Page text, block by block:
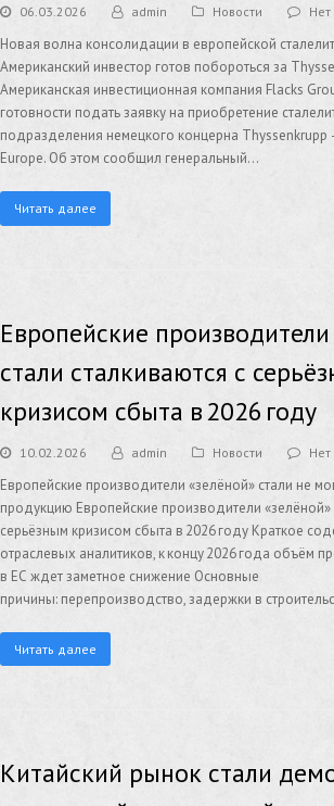
06.03.2026 admin Новости
Новая волна консолидации в европейской
Американский инвестор готов побороться за
Американская инвестиционная компания Flacks
готовности подать заявку на приобретение
подразделения немецкого концерна
Europe. Об этом сообщил генеральный…
Читать далее
Европейские
стали сталкиваются с
кризисом сбыта в 2026 году
10.02.2026 admin Новости
Европейские производители «зелёной» стали не
продукцию Европейские производители «зелёной»
серьёзным кризисом сбыта в 2026 году Краткое
отраслевых аналитиков, к концу 2026 года объём
в ЕС ждет заметное снижение Основные
причины: перепроизводство, задержки в
Читать далее
Китайский рынок стали